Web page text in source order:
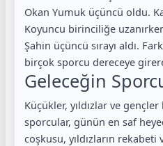
Okan Yumuk üçüncü oldu.
Koyuncu birinciliğe
Şahin üçüncü sırayı aldı.
birçok sporcu dereceye
Geleceğin
Küçükler, yıldızlar ve
sporcular, günün en saf
coşkusu, yıldızların